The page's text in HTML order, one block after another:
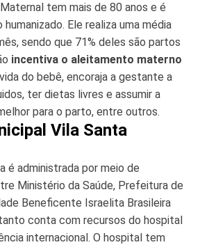
tem mais de 80 anos e é
Ele realiza uma média
sendo que 71% deles são partos
incentiva o aleitamento materno
do bebê, encoraja a gestante a
ter dietas livres e assumir a
para o parto, entre outros.
Vila Santa
é administrada por meio de
Ministério da Saúde, Prefeitura de
Beneficente Israelita Brasileira
conta com recursos do hospital
internacional. O hospital tem